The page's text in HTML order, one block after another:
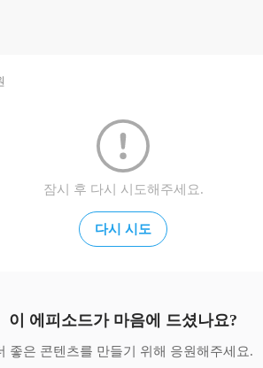
잠시 후 다시 시도해주세요.
다시 시도
이 에피소드가 마음에 드셨나요?
좋은 콘텐츠를 만들기 위해 응원해주세요.